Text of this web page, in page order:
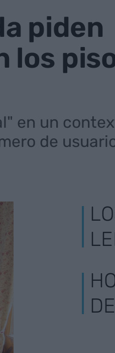
piden
los
en un
de